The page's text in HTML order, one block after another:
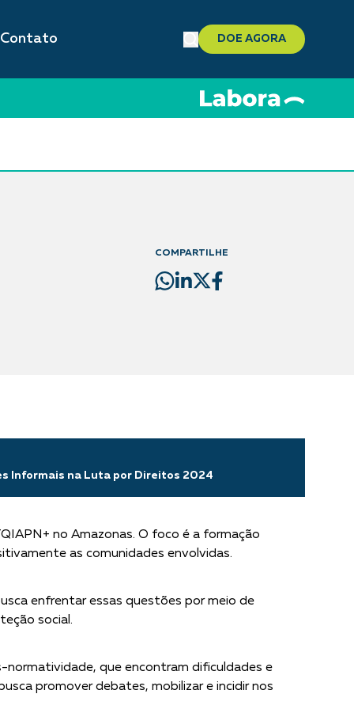
Contato DOE AGORA
COMPARTILHE
Informais na Luta por Direitos 2024
no Amazonas. O foco é a formação
as comunidades envolvidas.
enfrentar essas questões por meio de
social.
normatividade, que encontram dificuldades e
promover debates, mobilizar e incidir nos